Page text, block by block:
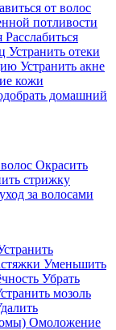
от волос
потливости
Расслабиться
Устранить отеки
Устранить акне
кожи
домашний
Окрасить
стрижку
за волосами
Уменьшить
Убрать
мозоль
Омоложение